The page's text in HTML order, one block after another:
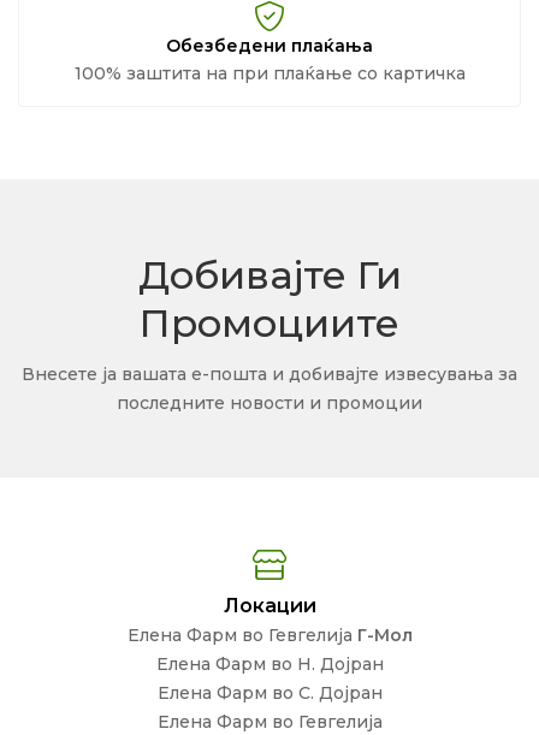
Обезбедени плаќања
100% заштита на при плаќање со картичка
Добивајте Ги
Промоциите
Внесете ја вашата е-пошта и добивајте извесувања за
последните новости и промоции
Локации
Елена Фарм во Гевгелија Г-Мол
Елена Фарм во Н. Дојран
Елена Фарм во С. Дојран
Елена Фарм во Гевгелија